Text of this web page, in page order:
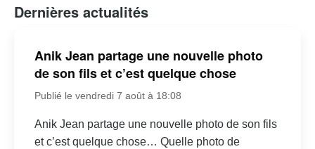
Dernières actualités
Anik Jean partage une nouvelle photo
de son fils et c’est quelque chose
Publié le vendredi 7 août à 18:08
Anik Jean partage une nouvelle photo de son fils
et c’est quelque chose… Quelle photo de